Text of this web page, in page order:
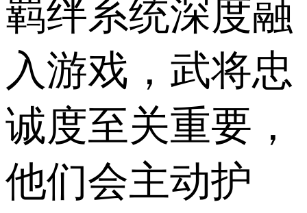
羁绊系统深度融
入游戏，武将忠
诚度至关重要，
他们会主动护